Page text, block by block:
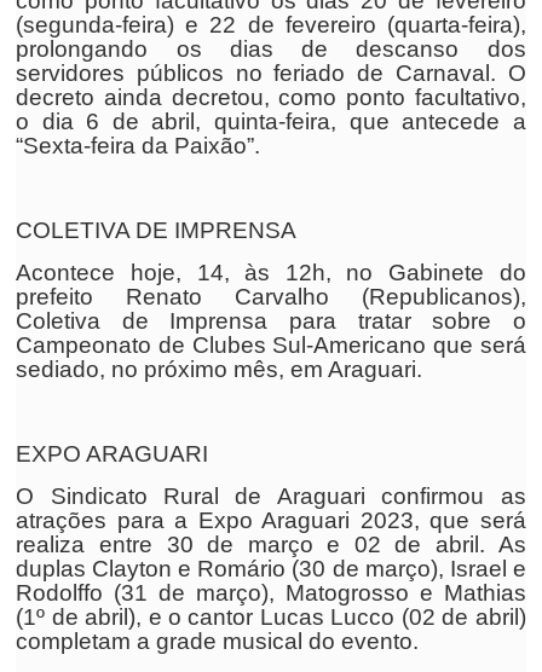
(segunda-feira) e 22 de fevereiro (quarta-feira),
prolongando os dias de descanso dos
servidores públicos no feriado de Carnaval. O
decreto ainda decretou, como ponto facultativo,
o dia 6 de abril, quinta-feira, que antecede a
“Sexta-feira da Paixão”.
COLETIVA DE IMPRENSA
Acontece hoje, 14, às 12h, no Gabinete do
prefeito Renato Carvalho (Republicanos),
Coletiva de Imprensa para tratar sobre o
Campeonato de Clubes Sul-Americano que será
sediado, no próximo mês, em Araguari.
EXPO ARAGUARI
O Sindicato Rural de Araguari confirmou as
atrações para a Expo Araguari 2023, que será
realiza entre 30 de março e 02 de abril. As
duplas Clayton e Romário (30 de março), Israel e
Rodolffo (31 de março), Matogrosso e Mathias
(1º de abril), e o cantor Lucas Lucco (02 de abril)
completam a grade musical do evento.